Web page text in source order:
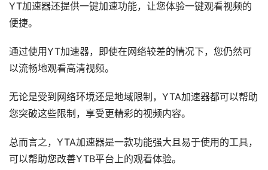
YT加速器还提供一键加速功能，让您体验一键观看视频的
便捷。
通过使用YT加速器，即使在网络较差的情况下，您仍然可
以流畅地观看高清视频。
无论是受到网络环境还是地域限制，YTA加速器都可以帮助
您突破这些限制，享受更精彩的视频内容。
总而言之，YTA加速器是一款功能强大且易于使用的工具，
可以帮助您改善YTB平台上的观看体验。